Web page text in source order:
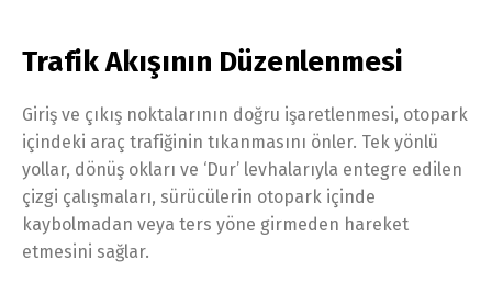
Trafik Akışının Düzenlenmesi
Giriş ve çıkış noktalarının doğru işaretlenmesi, otopark
içindeki araç trafiğinin tıkanmasını önler. Tek yönlü
yollar, dönüş okları ve ‘Dur’ levhalarıyla entegre edilen
çizgi çalışmaları, sürücülerin otopark içinde
kaybolmadan veya ters yöne girmeden hareket
etmesini sağlar.